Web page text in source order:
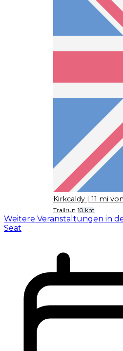
Kirkcaldy | 11 mi
Trailrun 10 km
Weitere Veranstaltungen in
Seat